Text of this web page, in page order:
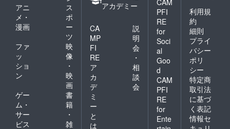
アニ
メ・
漫画
ス
ポ
ー
ツ
ファ
ッ
ショ
ン
映
像
・
映
画
ゲー
ム・
サー
ビス
書
籍
・
雑
アカデミー
CA
MP
FI
RE
ア
カ
デ
ミ
ー
と
は
説
明
会
・
相
談
会
PFI
RE
for
Soci
al
Goo
d
CAM
PFI
RE
for
Ente
利用規
約
細則
プライ
バシー
ポリ
シー
特定商
取引法
に基づ
く表記
情報セ